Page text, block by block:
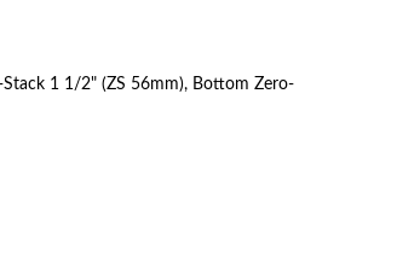
Stack 1 1/2" (ZS 56mm), Bottom Zero-